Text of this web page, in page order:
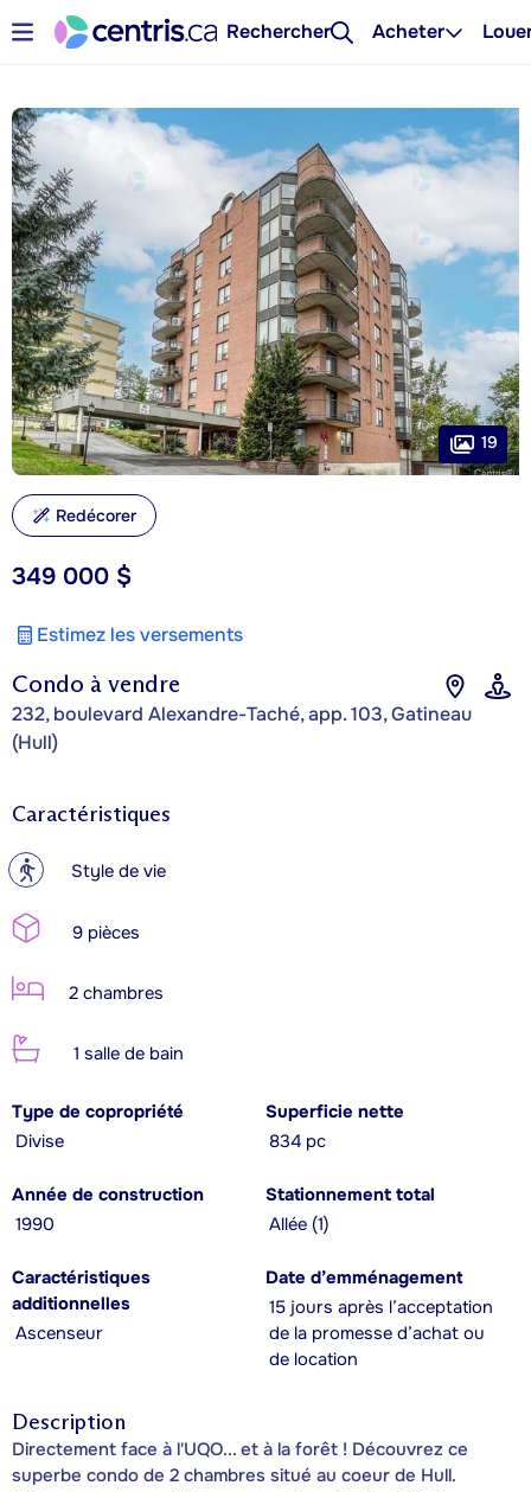
Rechercher Acheter
Condo à vendre
232, boulevard Alexandre-Taché, app. 103, Gatineau
(Hull)
349 000 $
Estimez les versements
19
Redécorer
Caractéristiques
? Style de vie
9 pièces
2 chambres
1 salle de bain
Type de copropriété
Divise
Superficie nette
834 pc
Année de construction
1990
Stationnement total
Allée (1)
Caractéristiques
additionnelles
Ascenseur
Date d’emménagement
15 jours après l’acceptation
de la promesse d’achat ou
de location
Description
Directement face à l'UQO... et à la forêt ! Découvrez ce
superbe condo de 2 chambres situé au coeur de Hull.